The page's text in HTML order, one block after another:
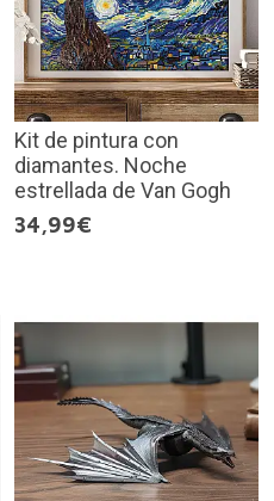
Kit de pintura con
diamantes. Noche
estrellada de Van Gogh
34,99€